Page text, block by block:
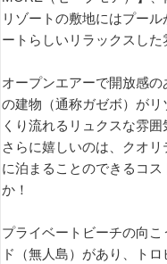
リゾートの敷地にはプー
ートらしいリラックスした
オープンエアーで開放感
の建物（通称ガゼボ）が
くり流れるリュクスな雰囲
さらに嬉しいのは、クオ
に泊まることのできるコ
か！
プライベートビーチの向
ド（無人島）があり、ト